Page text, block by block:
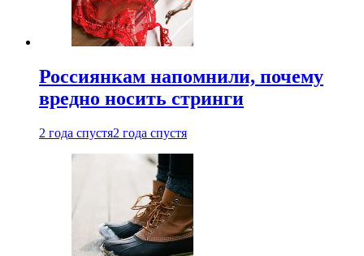
Россиянкам напомнили, почему
вредно носить стринги
2 года спустя2 года спустя